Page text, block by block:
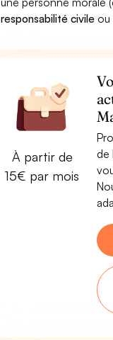
responsabilité civile ou
À partir de
15€ par mois
de